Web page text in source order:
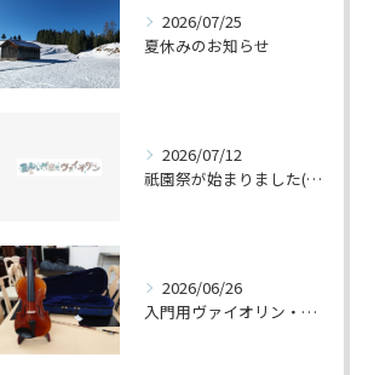
2026/07/25
夏休みのお知らせ
2026/07/12
祇園祭が始まりました(^^♪
2026/06/26
入門用ヴァイオリン・セットの仕上げ♪